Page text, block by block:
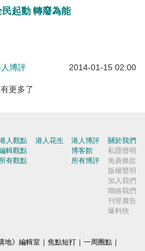
民起動 轉廢為能
博評 2014-01-15 02:00
更多了
人觀點
輯觀點
所有觀點
港人花生
港人博評
博客館
所有博評
關於我們
私隱聲明
免責條款
版權聲明
加入我們
聯絡我們
刊登廣告
爆料快
地》編輯室 焦點短打 一周圈點